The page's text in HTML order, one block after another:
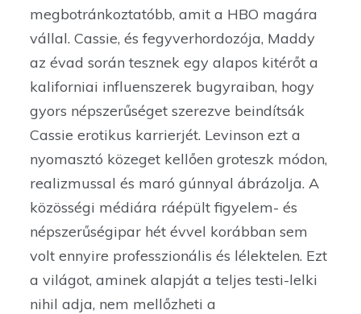
megbotránkoztatóbb, amit a HBO magára
vállal. Cassie, és fegyverhordozója, Maddy
az évad során tesznek egy alapos kitérőt a
kaliforniai influenszerek bugyraiban, hogy
gyors népszerűséget szerezve beindítsák
Cassie erotikus karrierjét. Levinson ezt a
nyomasztó közeget kellően groteszk módon,
realizmussal és maró gúnnyal ábrázolja. A
közösségi médiára ráépült figyelem- és
népszerűségipar hét évvel korábban sem
volt ennyire professzionális és lélektelen. Ezt
a világot, aminek alapját a teljes testi-lelki
nihil adja, nem mellőzheti a